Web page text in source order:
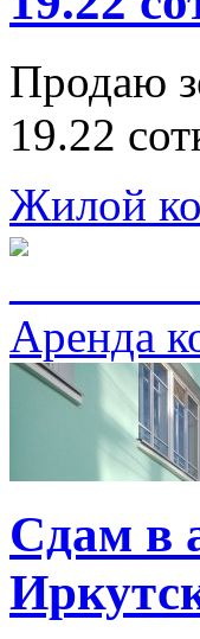
Продаю
19.22
Жилой
Аренда
Сдам в